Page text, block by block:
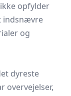
opfylder
indsnævre
og
dyreste
overvejelser,